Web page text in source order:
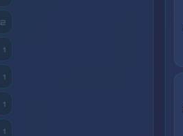
2
1
1
1
1